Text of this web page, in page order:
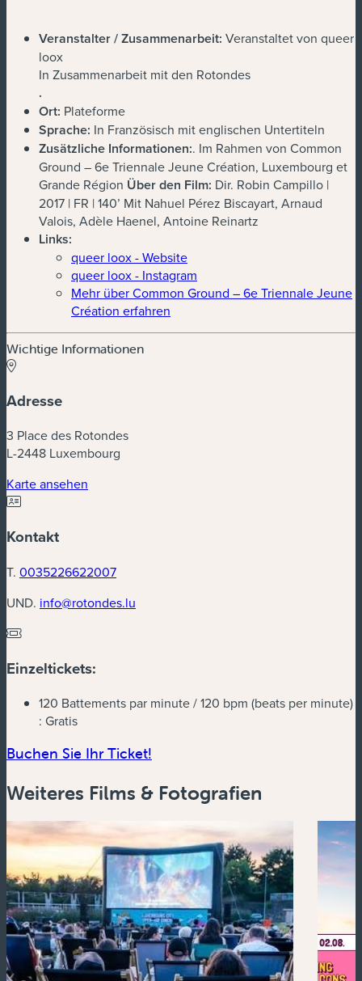
Veranstalter / Zusammenarbeit: Veranstaltet von queer
loox
In Zusammenarbeit mit den Rotondes
.
Ort: Plateforme
Sprache: In Französisch mit englischen Untertiteln
Zusätzliche Informationen:. Im Rahmen von Common
Ground – 6e Triennale Jeune Création, Luxembourg et
Grande Région Über den Film: Dir. Robin Campillo |
2017 | FR | 140’ Mit Nahuel Pérez Biscayart, Arnaud
Valois, Adèle Haenel, Antoine Reinartz
Links:
queer loox - Website
queer loox - Instagram
Mehr über Common Ground – 6e Triennale Jeune
Création erfahren
Wichtige Informationen
Adresse
3 Place des Rotondes
L-2448 Luxembourg
Karte ansehen
Kontakt
T. 0035226622007
UND. info@rotondes.lu
Einzeltickets:
120 Battements par minute / 120 bpm (beats per minute)
: Gratis
Buchen Sie Ihr Ticket!
Weiteres Films & Fotografien